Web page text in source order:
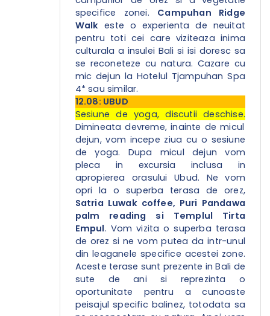
specifice zonei. Campuhan Ridge
Walk este o experienta de neuitat
pentru toti cei care viziteaza inima
culturala a insulei Bali si isi doresc sa
se reconeteze cu natura. Cazare cu
mic dejun la Hotelul Tjampuhan Spa
4* sau similar.
12.08: UBUD
Sesiune de yoga, discutii deschise.
Dimineata devreme, inainte de micul
dejun, vom incepe ziua cu o sesiune
de yoga. Dupa micul dejun vom
pleca in excursia inclusa in
apropierea orasului Ubud. Ne vom
opri la o superba terasa de orez,
Satria Luwak coffee, Puri Pandawa
palm reading si Templul Tirta
Empul. Vom vizita o superba terasa
de orez si ne vom putea da intr-unul
din leaganele specifice acestei zone.
Aceste terase sunt prezente in Bali de
sute de ani si reprezinta o
oportunitate pentru a cunoaste
peisajul specific balinez, totodata sa